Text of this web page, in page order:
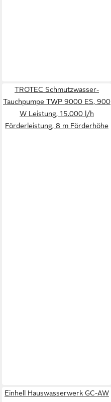
TROTEC Schmutzwasser-
Tauchpumpe TWP 9000 ES, 900
W Leistung, 15.000 l/h
Förderleistung, 8 m Förderhöhe
Einhell Hauswasserwerk GC-AW